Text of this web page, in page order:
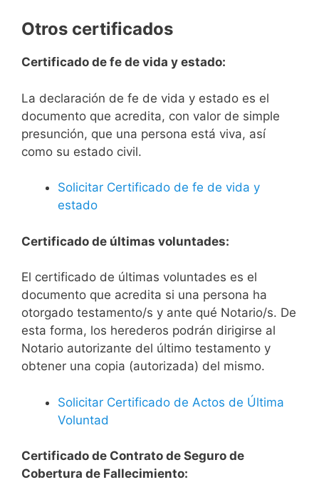
Otros certificados
Certificado de fe de vida y estado:
La declaración de fe de vida y estado es el
documento que acredita, con valor de simple
presunción, que una persona está viva, así
como su estado civil.
Solicitar Certificado de fe de vida y
estado
Certificado de últimas voluntades:
El certificado de últimas voluntades es el
documento que acredita si una persona ha
otorgado testamento/s y ante qué Notario/s. De
esta forma, los herederos podrán dirigirse al
Notario autorizante del último testamento y
obtener una copia (autorizada) del mismo.
Solicitar Certificado de Actos de Última
Voluntad
Certificado de Contrato de Seguro de
Cobertura de Fallecimiento: